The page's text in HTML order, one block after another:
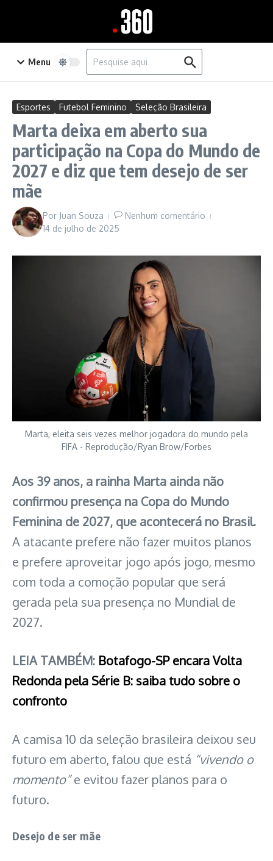
Menu
Procurar por:
Esportes Futebol Feminino Seleção Brasileira
Marta deixa em aberto sua
participação na Copa do Mundo de
2027 e diz que tem desejo de ser
mãe
Por Juan Souza
Nenhum comentário
14 de julho de 2025
Marta, eleita seis vezes melhor jogadora do mundo pela
FIFA - Reprodução/Ryan Brow/Forbes
Aos 39 anos, a rainha Marta ainda não
confirmou presença na Copa do Mundo
Feminina de 2027, que acontecerá no Brasil.
A atacante prefere não fazer muitos planos
e prefere aproveitar jogo após jogo, mesmo
com toda a comoção popular que será
gerada pela sua presença no Mundial de
2027.
LEIA TAMBÉM: Botafogo-SP encara Volta
Redonda pela Série B: saiba tudo sobre o
confronto
A camisa 10 da seleção brasileira deixou seu
futuro em aberto, falou que está “vivendo o
momento”e evitou fazer planos para o
futuro.
Desejo de ser mãe